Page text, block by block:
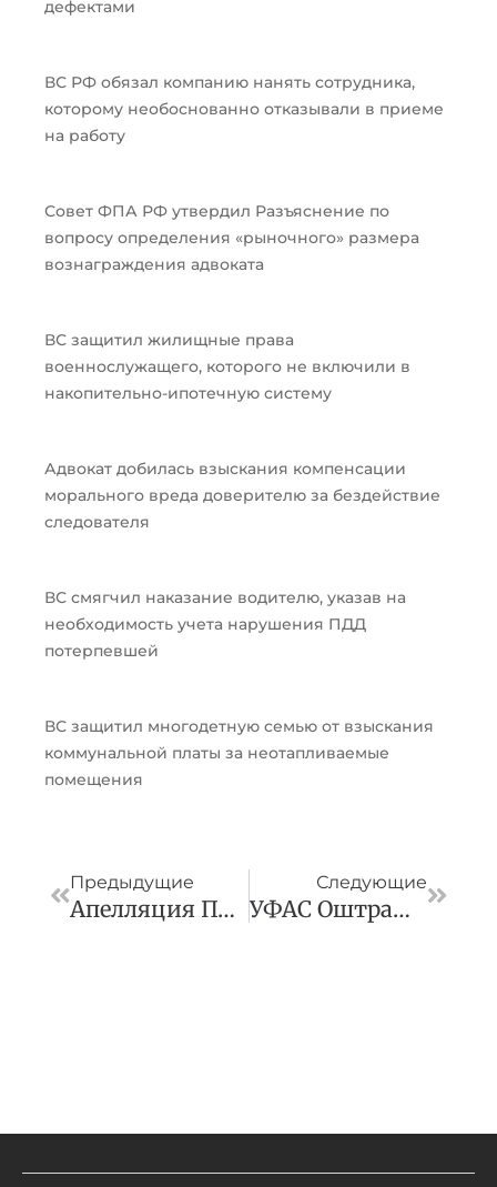
дефектами
ВС РФ обязал компанию нанять сотрудника,
которому необоснованно отказывали в приеме
на работу
Совет ФПА РФ утвердил Разъяснение по
вопросу определения «рыночного» размера
вознаграждения адвоката
ВС защитил жилищные права
военнослужащего, которого не включили в
накопительно-ипотечную систему
Адвокат добилась взыскания компенсации
морального вреда доверителю за бездействие
следователя
ВС смягчил наказание водителю, указав на
необходимость учета нарушения ПДД
потерпевшей
ВС защитил многодетную семью от взыскания
коммунальной платы за неотапливаемые
помещения
Предыдущие
Апелляция Подтвердила Отказ РФС В Споре С АО «Телеспорт Груп»
Следующие
УФАС Оштрафовало «Мегафон» На 500 000 Руб. За Спам